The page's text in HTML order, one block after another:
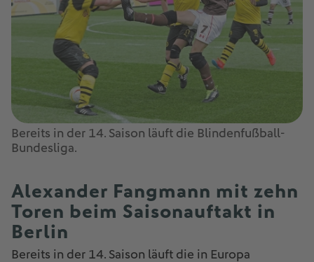
Bereits in der 14. Saison läuft die Blindenfußball-
Bundesliga.
Alexander Fangmann mit zehn
Toren beim Saisonauftakt in
Berlin
Bereits in der 14. Saison läuft die in Europa